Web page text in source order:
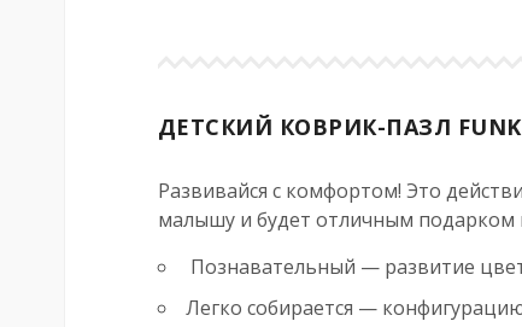
ДЕТСКИЙ КОВРИК-ПАЗЛ
Развивайся с комфортом! Это
малышу и будет отличным подарком
Познавательный — развитие
Легко собирается —